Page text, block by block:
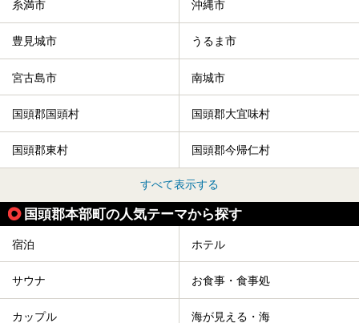
糸満市 沖縄市
豊見城市 うるま市
宮古島市 南城市
国頭郡国頭村 国頭郡大宜味村
国頭郡東村 国頭郡今帰仁村
すべて表示する
国頭郡本部町の人気テーマから探す
宿泊 ホテル
サウナ お食事・食事処
カップル 海が見える・海